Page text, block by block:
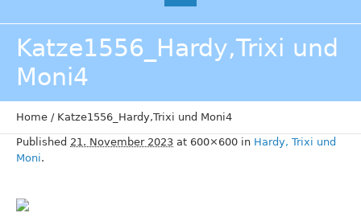
Katze1556_Hardy,Trixi und
Moni4
Home / Katze1556_Hardy,Trixi und Moni4
Published 21. November 2023 at 600×600 in Hardy, Trixi und
Moni.